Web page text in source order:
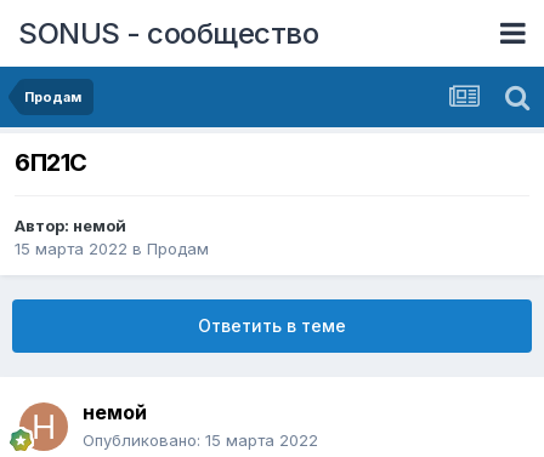
SONUS - сообщество
Продам
6П21С
Автор: немой
15 марта 2022 в Продам
Ответить в теме
немой
Опубликовано: 15 марта 2022